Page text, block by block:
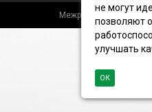
Межрегиональная
не могут
позволяют
улучшать
ОК